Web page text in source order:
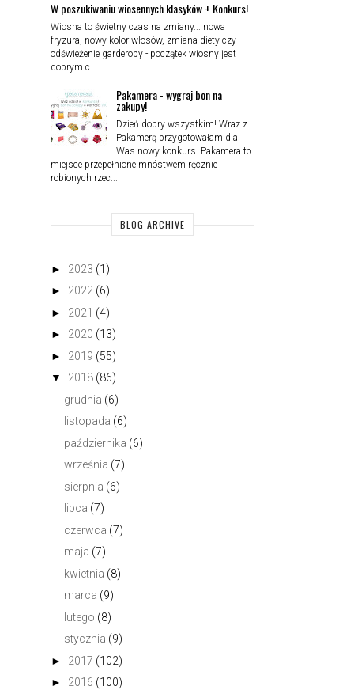
W poszukiwaniu wiosennych klasyków + Konkurs!
Wiosna to świetny czas na zmiany... nowa
fryzura, nowy kolor włosów, zmiana diety czy
odświeżenie garderoby - początek wiosny jest
dobrym c...
Pakamera - wygraj bon na
zakupy!
Dzień dobry wszystkim! Wraz z
Pakamerą przygotowałam dla
Was nowy konkurs. Pakamera to
miejsce przepełnione mnóstwem ręcznie
robionych rzec...
BLOG ARCHIVE
► 2023 (1)
► 2022 (6)
► 2021 (4)
► 2020 (13)
► 2019 (55)
▼
2018 (86)
grudnia (6)
listopada (6)
października (6)
września (7)
sierpnia (6)
lipca (7)
czerwca (7)
maja (7)
kwietnia (8)
marca (9)
lutego (8)
stycznia (9)
► 2017 (102)
► 2016 (100)